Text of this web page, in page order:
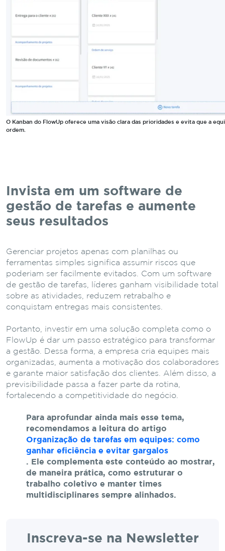
O Kanban do FlowUp oferece uma visão clara das prioridades e evita que a
ordem.
Invista em um software de
gestão de tarefas e aumente
seus resultados
Gerenciar projetos apenas com planilhas ou
ferramentas simples significa assumir riscos que
poderiam ser facilmente evitados. Com um software
de gestão de tarefas, líderes ganham visibilidade total
sobre as atividades, reduzem retrabalho e
conquistam entregas mais consistentes.
Portanto, investir em uma solução completa como o
FlowUp é dar um passo estratégico para transformar
a gestão. Dessa forma, a empresa cria equipes mais
organizadas, aumenta a motivação dos colaboradores
e garante maior satisfação dos clientes. Além disso, a
previsibilidade passa a fazer parte da rotina,
fortalecendo a competitividade do negócio.
Para aprofundar ainda mais esse tema,
recomendamos a leitura do artigo
Organização de tarefas em equipes: como
ganhar eficiência e evitar gargalos
. Ele complementa este conteúdo ao mostrar,
de maneira prática, como estruturar o
trabalho coletivo e manter times
multidisciplinares sempre alinhados.
Inscreva-se na Newsletter